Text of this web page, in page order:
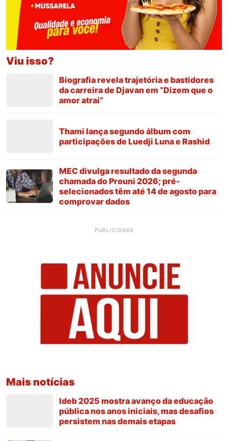
Viu isso?
Biografia revela trajetória e bastidores
da carreira de Djavan em “Dizem que o
amor atrai”
Thami lança segundo álbum com
participações de Luedji Luna e Rashid
MEC divulga resultado da segunda
chamada do Prouni 2026; pré-
selecionados têm até 14 de agosto para
comprovar dados
PUBLICIDADE
Mais notícias
Ideb 2025 mostra avanço da educação
pública nos anos iniciais, mas desafios
persistem nas demais etapas